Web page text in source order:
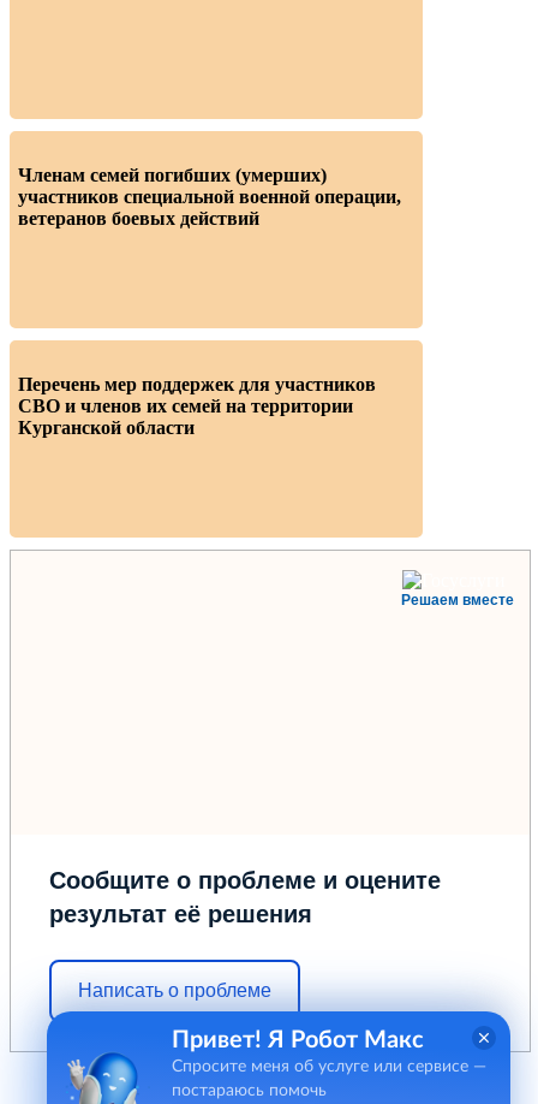
Членам семей погибших (умерших)
участников специальной военной операции,
ветеранов боевых действий
Перечень мер поддержек для участников
СВО и членов их семей на территории
Курганской области
Решаем вместе
Сообщите о проблеме и оцените
результат её решения
Написать о проблеме
Привет! Я Робот Макс
Спросите меня об услуге или сервисе —
постараюсь помочь